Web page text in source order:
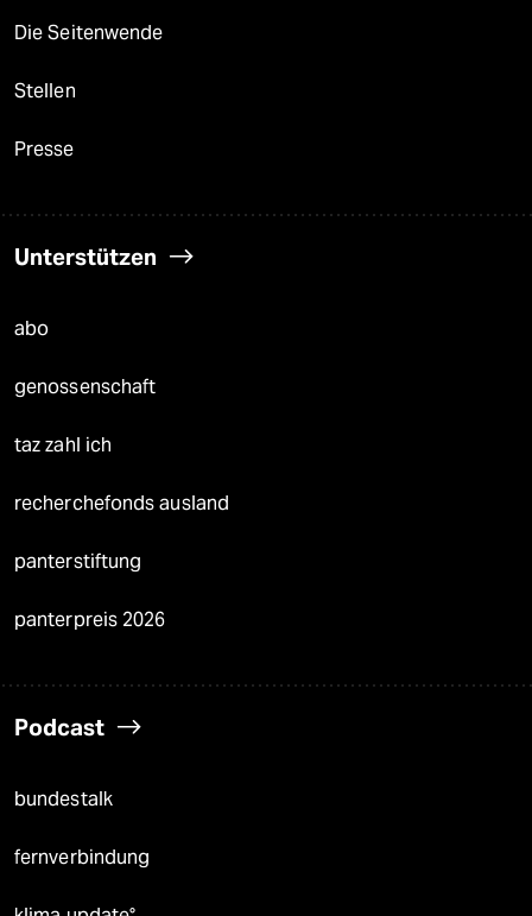
Die Seitenwende
Stellen
Presse
Unterstützen
abo
genossenschaft
taz zahl ich
recherchefonds ausland
panterstiftung
panterpreis 2026
Podcast
bundestalk
fernverbindung